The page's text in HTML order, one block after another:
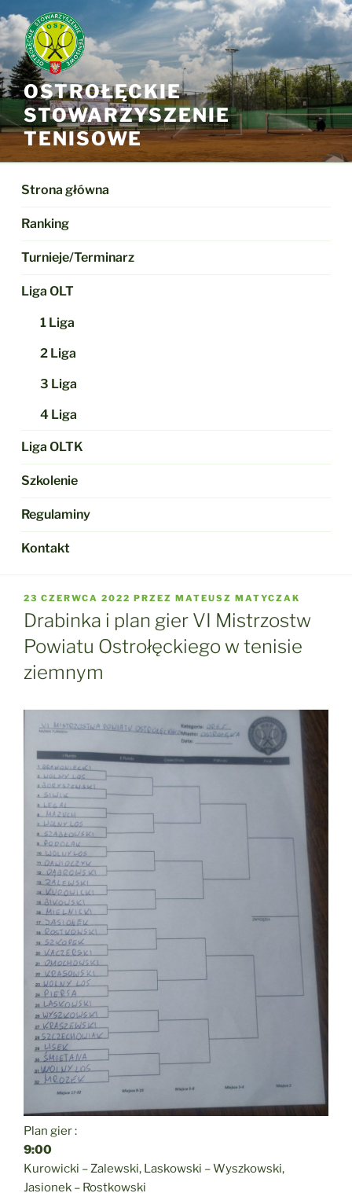
do
treści
OSTROŁĘCKIE
STOWARZYSZENIE
TENISOWE
Strona główna
Ranking
Turnieje/Terminarz
Liga OLT
1 Liga
2 Liga
3 Liga
4 Liga
Liga OLTK
Szkolenie
Regulaminy
Kontakt
OPUBLIKOWANE
W
23 CZERWCA 2022 PRZEZ MATEUSZ MATYCZAK
Drabinka i plan gier VI Mistrzostw
Powiatu Ostrołęckiego w tenisie
ziemnym
Plan gier :
9:00
Kurowicki – Zalewski, Laskowski – Wyszkowski,
Jasionek – Rostkowski